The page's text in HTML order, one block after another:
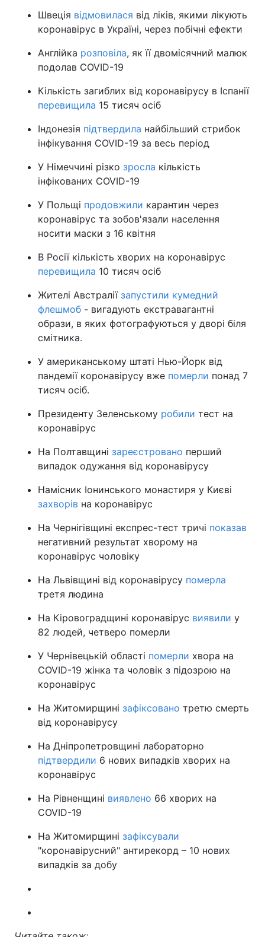
Швеція відмовилася від ліків, якими лікують
коронавірус в Україні, через побічні ефекти
Англійка розповіла, як її двомісячний малюк
подолав COVID-19
Кількість загиблих від коронавірусу в Іспанії
перевищила 15 тисяч осіб
Індонезія підтвердила найбільший стрибок
інфікування COVID-19 за весь період
У Німеччині різко зросла кількість
інфікованих COVID-19
У Польщі продовжили карантин через
коронавірус та зобов'язали населення
носити маски з 16 квітня
В Росії кількість хворих на коронавірус
перевищила 10 тисяч осіб
Жителі Австралії запустили кумедний
флешмоб - вигадують екстравагантні
образи, в яких фотографуються у дворі біля
смітника.
У американському штаті Нью-Йорк від
пандемії коронавірусу вже померли понад 7
тисяч осіб.
Президенту Зеленському робили тест на
коронавірус
На Полтавщині зареєстровано перший
випадок одужання від коронавірусу
Намісник Іонинського монастиря у Києві
захворів на коронавірус
На Чернігівщині експрес-тест тричі показав
негативний результат хворому на
коронавірус чоловіку
На Львівщині від коронавірусу померла
третя людина
На Кіровоградщині коронавірус виявили у
82 людей, четверо померли
У Чернівецькій області померли хвора на
COVID-19 жінка та чоловік з підозрою на
коронавірус
На Житомирщині зафіксовано третю смерть
від коронавірусу
На Дніпропетровщині лабораторно
підтвердили 6 нових випадків хворих на
коронавірус
На Рівненщині виявлено 66 хворих на
COVID-19
На Житомирщині зафіксували
"коронавірусний" антирекорд – 10 нових
випадків за добу